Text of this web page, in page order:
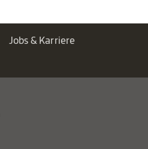
Jobs & Karriere